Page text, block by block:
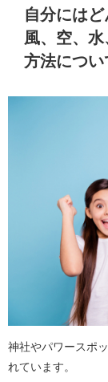
自分にはど
風、空、
方法につい
神社やパワースポ
れています。